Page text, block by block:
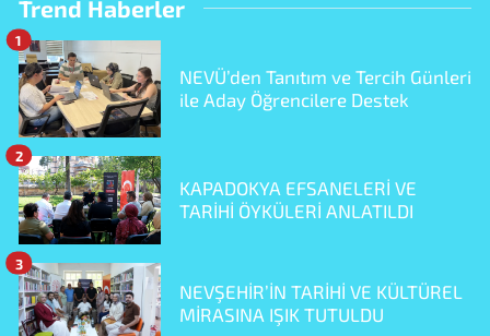
Trend Haberler
NEVÜ’den Tanıtım ve Tercih Günleri
ile Aday Öğrencilere Destek
1
KAPADOKYA EFSANELERİ VE
TARİHİ ÖYKÜLERİ ANLATILDI
2
NEVŞEHİR’İN TARİHİ VE KÜLTÜREL
MİRASINA IŞIK TUTULDU
3